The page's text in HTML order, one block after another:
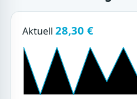
Aktuell 28,30 €